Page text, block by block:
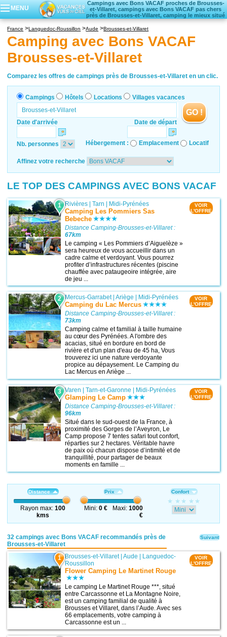
MENU
Campings avec Bons VACAF proches de Brousses-
et-Villaret, campings avec Bons VACAF pas chers
près de Brousses-et-Villaret, camping le mieux situé
Hôtels
Locations vacances
Villages vacances
France Languedoc-Roussillon Aude Brousses-et-Villaret
Camping avec Bons VACAF
Brousses-et-Villaret
Comparez les offres de campings près de Brousses-et-Villaret en un clic.
Campings Hôtels Locations Villages vacances
Date d'arrivée Date de départ
GO !
Nb. personnes Hébergement : Emplacement Locatif
Affinez votre recherche
LE TOP DES CAMPINGS AVEC BONS VACAF
1 Rivières |Tarn | Midi-Pyrénées
Camping Les Pommiers Sas
Bebeche
Distance Camping-Brousses-et-Villaret :
67km
Le camping « Les Pommiers d’Aiguelèze »
sera heureux de vous accueillir dans un
cadre calme et verdoyant. Vous pourrez
profiter d’infrastructures récentes (piscine
chauffée avec pataugeoire intégrée, aire
de jeu ...
VOIR
L'OFFRE
2 Mercus-Garrabet|Ariège Midi-Pyrénées
Camping du Lac Mercus
Distance Camping-Brousses-et-Villaret :
73km
Camping calme et familial à taille humaine
au cœur des Pyrénées. A l'ombre des
acacias, situé en bordure en bord de
rivière et d'un plan d'eau de 45 ha, Vous
trouverez ici une nature verdoyante
propice au dépaysement. Le Camping du
Lac Mercus en Ariège ...
VOIR
L'OFFRE
3 Varen |Tarn-et-Garonne Midi-Pyrénées
Glamping Le Camp
Distance Camping-Brousses-et-Villaret :
96km
Situé dans le sud-ouest de la France, à
proximité des Gorges de l’Aveyron, Le
Camp propose 7 tentes safari tout confort,
réparties sur 2 hectares. Véritable havre
de paix où chacun dispose d’intimité et de
tranquillité, pour partager de beaux
moments en famille ...
VOIR
L'OFFRE
Distance
Rayon max:100
kms
Prix
Mini: 0 € Maxi:1000
€
Confort
32 campings avec Bons VACAF recommandés près de
Brousses-et-Villaret
1 Brousses-et-Villaret|Aude
Languedoc-
Roussillon
Flower Camping Le Martinet Rouge
Le camping Le Martinet Rouge ***, situé
entre Carcassonne et La Montagne Noire,
est un camping familial de qualité à
Brousses et Villaret, dans l’Aude. Avec ses
66 emplacements, votre camping à
Carcassonne est un ...
VOIR
L'OFFRE
Suivant